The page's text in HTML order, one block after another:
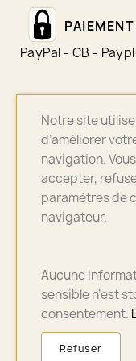
PayPal - CB -
Colissimo -
© 2026 -
Notre site
d’améliorer
navigation.
accepter,
paramètres de
navigateur.
Aucune
sensible n’est
consentement.
Refuser